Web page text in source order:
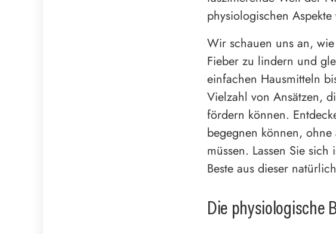
physiologischen Aspekte
Wir schauen uns an,
Fieber zu lindern und
einfachen Hausmitteln
Vielzahl von Ansätzen,
fördern können.
begegnen können,
müssen. Lassen Sie
Beste aus dieser
Die physiologische